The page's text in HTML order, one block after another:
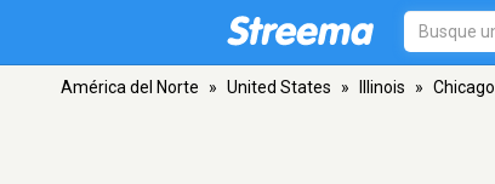
América del Norte » United States » Illinois » Chicago